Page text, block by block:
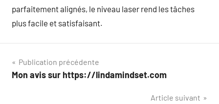
parfaitement alignés, le niveau laser rend les tâches
plus facile et satisfaisant.
Navigation
de
Publication précédente
Mon avis sur https://lindamindset.com
Article suivant